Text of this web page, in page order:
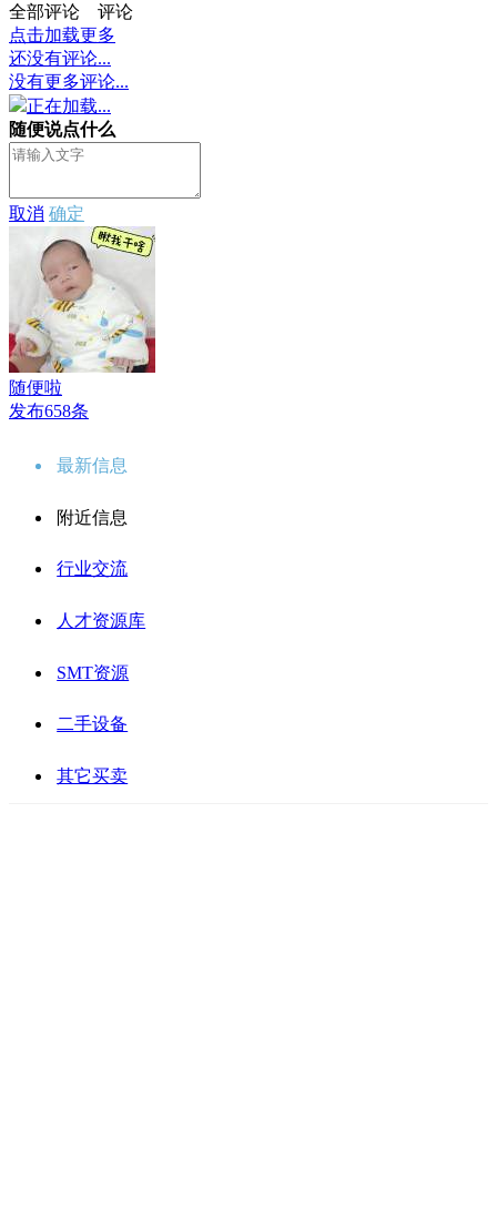
全部评论
评论
点击加载更多
还没有评论...
没有更多评论...
正在加载...
随便说点什么
取消 确定
随便啦
发布658条
最新信息
附近信息
行业交流
人才资源库
SMT资源
二手设备
其它买卖